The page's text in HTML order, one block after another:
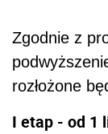
Zgodnie z
rozłożone
I etap - od 1